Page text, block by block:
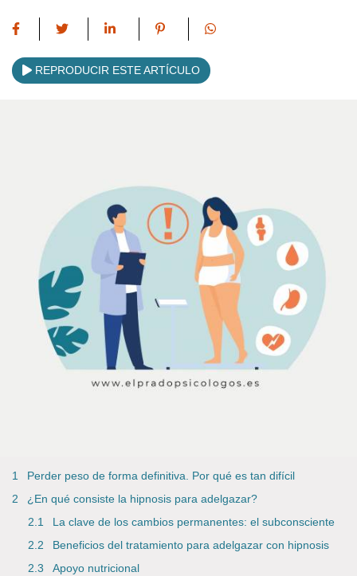
REPRODUCIR ESTE ARTÍCULO
Perder peso de forma definitiva. Por qué es tan difícil
¿En qué consiste la hipnosis para adelgazar?
La clave de los cambios permanentes: el subconsciente
Beneficios del tratamiento para adelgazar con hipnosis
Apoyo nutricional